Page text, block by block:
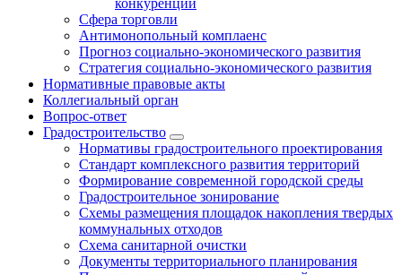
конкуренции
Сфера торговли
Антимонопольный комплаенс
Прогноз социально-экономического развития
Стратегия социально-экономического развития
Нормативные правовые акты
Коллегиальный орган
Вопрос-ответ
Градостроительство
Нормативы градостроительного проектирования
Стандарт комплексного развития территорий
Формирование современной городской среды
Градостроительное зонирование
Схемы размещения площадок накопления твердых
коммунальных отходов
Схема санитарной очистки
Документы территориального планирования